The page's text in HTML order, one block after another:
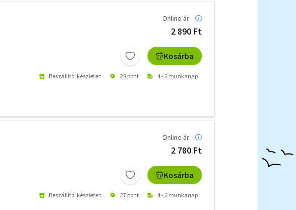
Online ár:
2 890 Ft
Kosárba
Beszállítói készleten 28 pont 4 - 6 munkanap
Online ár:
2 780 Ft
Kosárba
Beszállítói készleten 27 pont 4 - 6 munkanap